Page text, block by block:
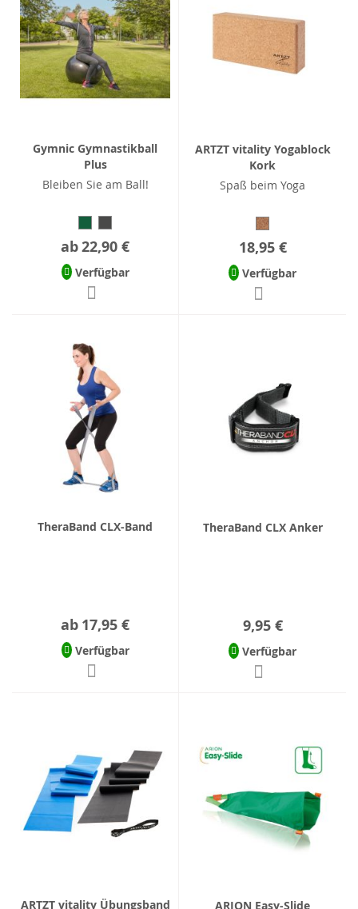
Gymnic Gymnastikball
Plus
Bleiben Sie am Ball!
ab22,90 €
Verfügbar
ARTZT vitality Yogablock
Kork
Spaß beim Yoga
18,95 €
Verfügbar
TheraBand CLX-Band
ab 17,95 €
Verfügbar
TheraBand CLX Anker
9,95 €
Verfügbar
ARTZT vitality Übungsband ARION Easy-Slide